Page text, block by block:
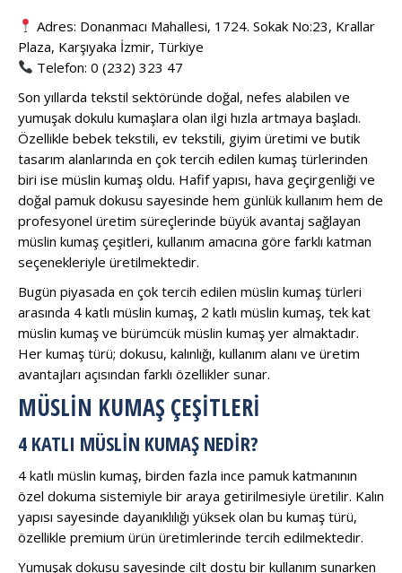
Adres: Donanmacı Mahallesi, 1724. Sokak No:23, Krallar
Plaza, Karşıyaka İzmir, Türkiye
Telefon: 0 (232) 323 47
Son yıllarda tekstil sektöründe doğal, nefes alabilen ve
yumuşak dokulu kumaşlara olan ilgi hızla artmaya başladı.
Özellikle bebek tekstili, ev tekstili, giyim üretimi ve butik
tasarım alanlarında en çok tercih edilen kumaş türlerinden
biri ise müslin kumaş oldu. Hafif yapısı, hava geçirgenliği ve
doğal pamuk dokusu sayesinde hem günlük kullanım hem de
profesyonel üretim süreçlerinde büyük avantaj sağlayan
müslin kumaş çeşitleri, kullanım amacına göre farklı katman
seçenekleriyle üretilmektedir.
Bugün piyasada en çok tercih edilen müslin kumaş türleri
arasında 4 katlı müslin kumaş, 2 katlı müslin kumaş, tek kat
müslin kumaş ve bürümcük müslin kumaş yer almaktadır.
Her kumaş türü; dokusu, kalınlığı, kullanım alanı ve üretim
avantajları açısından farklı özellikler sunar.
MÜSLİN KUMAŞ ÇEŞİTLERİ
4 KATLI MÜSLIN KUMAŞ NEDIR?
4 katlı müslin kumaş, birden fazla ince pamuk katmanının
özel dokuma sistemiyle bir araya getirilmesiyle üretilir. Kalın
yapısı sayesinde dayanıklılığı yüksek olan bu kumaş türü,
özellikle premium ürün üretimlerinde tercih edilmektedir.
Yumuşak dokusu sayesinde cilt dostu bir kullanım sunarken